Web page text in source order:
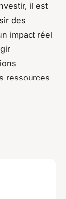
il est
des
impact réel
ressources